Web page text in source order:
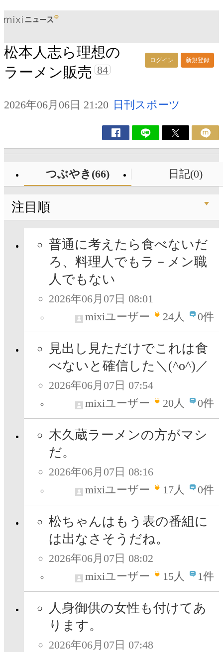
ログイン 新規登録
松本人志ら理想の
ラーメン販売 84
2026年06月06日 21:20 日刊スポーツ
つぶやき(66) 日記(0)
注目順
普通に考えたら食べないだ
ろ、料理人でもラ－メン職
人でもない
2026年06月07日 08:01
mixiユーザー
24人 0件
見出し見ただけでこれは食
べないと確信した＼(^o^)／
2026年06月07日 07:54
mixiユーザー
20人 0件
木久蔵ラーメンの方がマシ
だ。
2026年06月07日 08:16
mixiユーザー
17人 0件
松ちゃんはもう表の番組に
は出なさそうだね。
2026年06月07日 08:02
mixiユーザー
15人 1件
人身御供の女性も付けてあ
ります。
2026年06月07日 07:48